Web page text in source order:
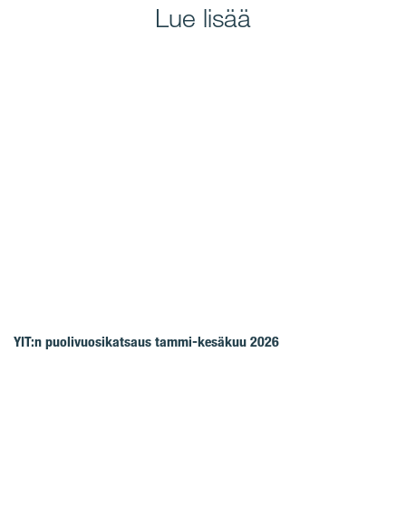
Lue lisää
YIT:n puolivuosikatsaus tammi-kesäkuu 2026